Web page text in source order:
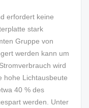
erfordert keine
stark
Gruppe von
werden kann um
wird
hohe Lichtausbeute
40 % des
werden. Unter